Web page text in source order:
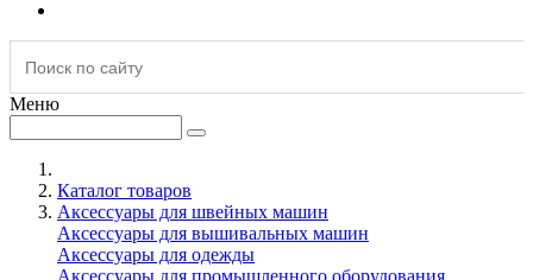
Меню
Каталог товаров
Аксессуары для швейных машин
Аксессуары для вышивальных машин
Аксессуары для одежды
Аксессуары для промышленного оборудования